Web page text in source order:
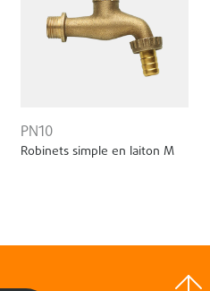
PN10
Robinets simple en laiton M